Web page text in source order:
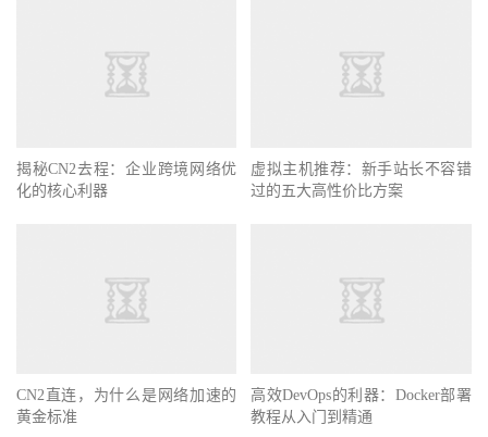
揭秘CN2去程：企业跨境网络优
化的核心利器
虚拟主机推荐：新手站长不容错
过的五大高性价比方案
CN2直连，为什么是网络加速的
黄金标准
高效DevOps的利器：Docker部署
教程从入门到精通